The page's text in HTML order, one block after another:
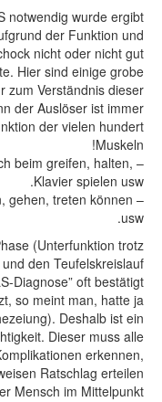
notwendig wurde ergibt
der Funktion und
nicht oder nicht gut
Hier sind einige grobe
zum Verständnis dieser
der Auslöser ist immer
der vielen hundert
Muskeln!
beim greifen, halten,
Klavier spielen usw.
gehen, treten können
usw.
(Unterfunktion trotz
den Teufelskreislauf
Diagnose” oft bestätigt
so meint man, hatte ja
Deshalb ist ein
Dieser muss alle
erkennen,
Ratschlag erteilen
Mensch im Mittelpunkt!